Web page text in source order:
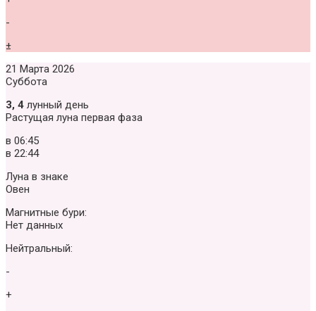
-
±
21 Марта 2026
Суббота
3, 4 лунный день
Растущая луна первая фаза
в 06:45
в 22:44
Луна в знаке
Овен
Магнитные бури:
Нет данных
Нейтральный:
-
+